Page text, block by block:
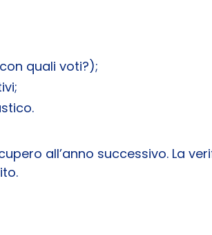
quali voti?);
all’anno successivo. La